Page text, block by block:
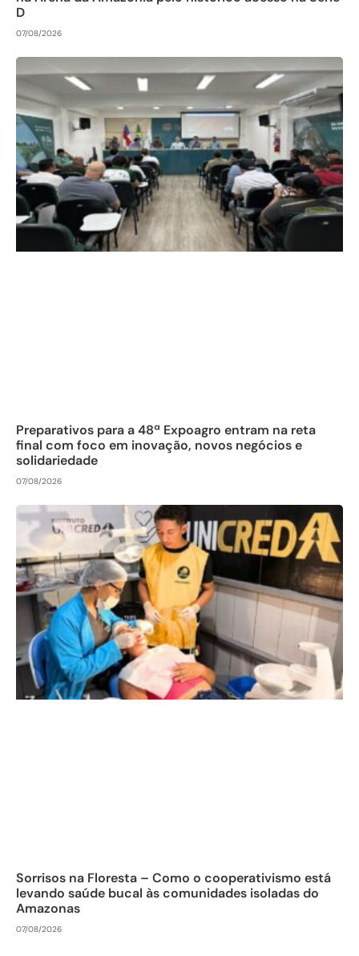
D
07/08/2026
Preparativos para a 48ª Expoagro entram na reta
final com foco em inovação, novos negócios e
solidariedade
07/08/2026
Sorrisos na Floresta – Como o cooperativismo está
levando saúde bucal às comunidades isoladas do
Amazonas
07/08/2026